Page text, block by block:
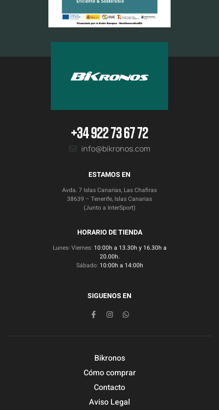
+34 922 73 67 72
info@bikronos.com
ESTAMOS EN
Avda. 7 Islas Canarias, Las Chafiras
38639 – Tenerife, Islas Canarias
(Junto a InterSport)
HORARIO DE TIENDA
Lunes- Viernes: 10:00h a 13.30h y 16.30h a
20.00h.
Sábado: 10:00h a 14:00h
SIGUENOS EN
Bikronos
Cómo comprar
Contacto
Aviso Legal